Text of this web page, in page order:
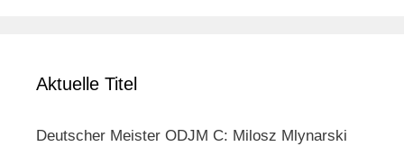
Aktuelle Titel
Deutscher Meister ODJM C: Milosz Mlynarski